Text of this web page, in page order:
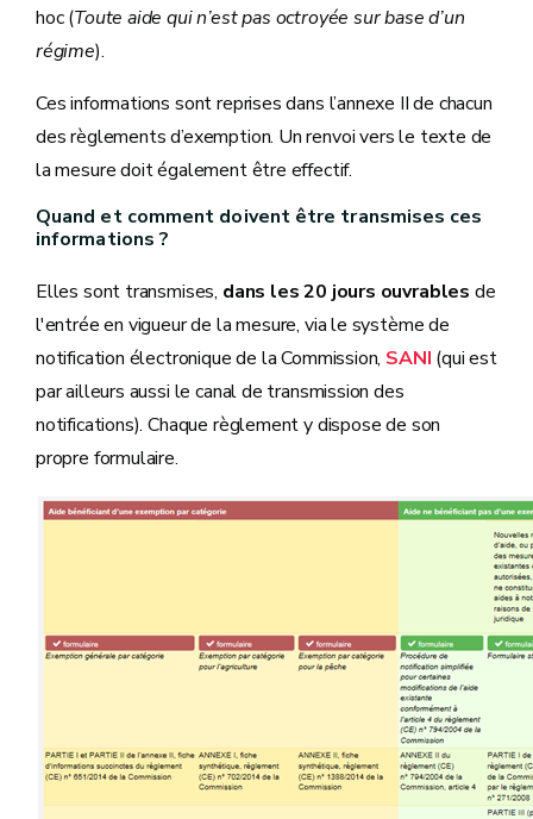
hoc (Toute aide qui n’est pas octroyée sur base d’un
régime).
Ces informations sont reprises dans l’annexe II de chacun
des règlements d’exemption. Un renvoi vers le texte de
la mesure doit également être effectif.
Quand et comment doivent être transmises ces
informations ?
Elles sont transmises, dans les 20 jours ouvrables de
l'entrée en vigueur de la mesure, via le système de
notification électronique de la Commission, SANI (qui est
par ailleurs aussi le canal de transmission des
notifications). Chaque règlement y dispose de son
propre formulaire.